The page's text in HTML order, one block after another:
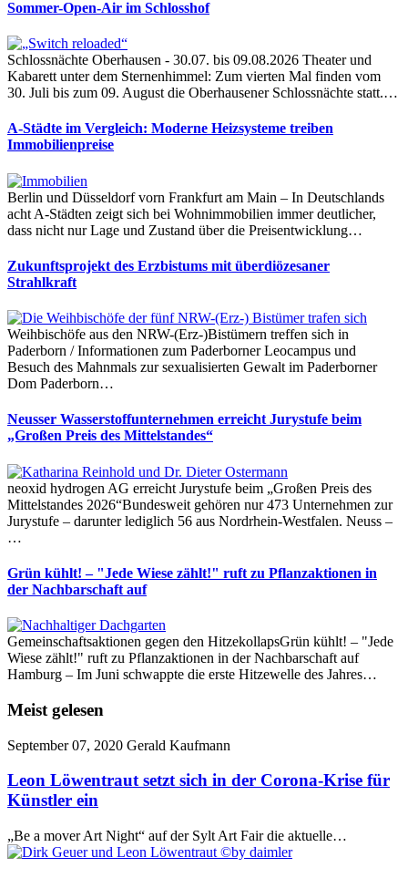
Sommer-Open-Air im Schlosshof
Schlossnächte Oberhausen - 30.07. bis 09.08.2026 Theater und
Kabarett unter dem Sternenhimmel: Zum vierten Mal finden vom
30. Juli bis zum 09. August die Oberhausener Schlossnächte statt.…
A-Städte im Vergleich: Moderne Heizsysteme treiben
Immobilienpreise
Berlin und Düsseldorf vorn Frankfurt am Main – In Deutschlands
acht A-Städten zeigt sich bei Wohnimmobilien immer deutlicher,
dass nicht nur Lage und Zustand über die Preisentwicklung…
Zukunftsprojekt des Erzbistums mit überdiözesaner
Strahlkraft
Weihbischöfe aus den NRW-(Erz-)Bistümern treffen sich in
Paderborn / Informationen zum Paderborner Leocampus und
Besuch des Mahnmals zur sexualisierten Gewalt im Paderborner
Dom Paderborn…
Neusser Wasserstoffunternehmen erreicht Jurystufe beim
„Großen Preis des Mittelstandes“
neoxid hydrogen AG erreicht Jurystufe beim „Großen Preis des
Mittelstandes 2026“Bundesweit gehören nur 473 Unternehmen zur
Jurystufe – darunter lediglich 56 aus Nordrhein-Westfalen. Neuss –
…
Grün kühlt! – "Jede Wiese zählt!" ruft zu Pflanzaktionen in
der Nachbarschaft auf
Gemeinschaftsaktionen gegen den HitzekollapsGrün kühlt! – "Jede
Wiese zählt!" ruft zu Pflanzaktionen in der Nachbarschaft auf
Hamburg – Im Juni schwappte die erste Hitzewelle des Jahres…
Meist gelesen
September 07, 2020 Gerald Kaufmann
Leon Löwentraut setzt sich in der Corona-Krise für
Künstler ein
„Be a mover Art Night“ auf der Sylt Art Fair die aktuelle…